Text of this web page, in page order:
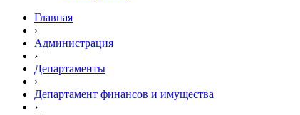
Главная
›
Администрация
›
Департаменты
›
Департамент финансов и имущества
›